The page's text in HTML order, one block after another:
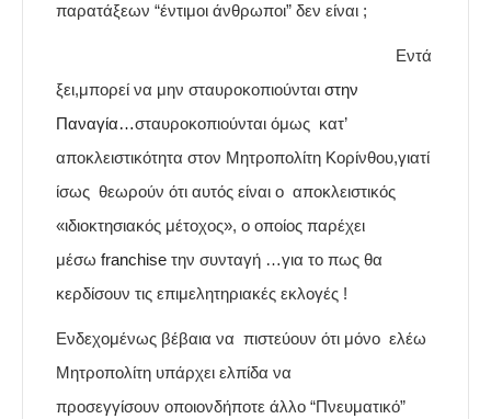
παρατάξεων “έντιμοι άνθρωποι” δεν είναι ;
Εντά
ξει,μπορεί να μην σταυροκοπιούνται στην
Παναγία…σταυροκοπιούνται όμως κατ’
αποκλειστικότητα στον Μητροπολίτη Κορίνθου,γιατί
ίσως θεωρούν ότι αυτός είναι ο αποκλειστικός
«ιδιοκτησιακός μέτοχος», ο οποίος παρέχει
μέσω franchise την συνταγή …για το πως θα
κερδίσουν τις επιμελητηριακές εκλογές !
Ενδεχομένως βέβαια να πιστεύουν ότι μόνο ελέω
Μητροπολίτη υπάρχει ελπίδα να
προσεγγίσουν οποιονδήποτε άλλο “Πνευματικό”